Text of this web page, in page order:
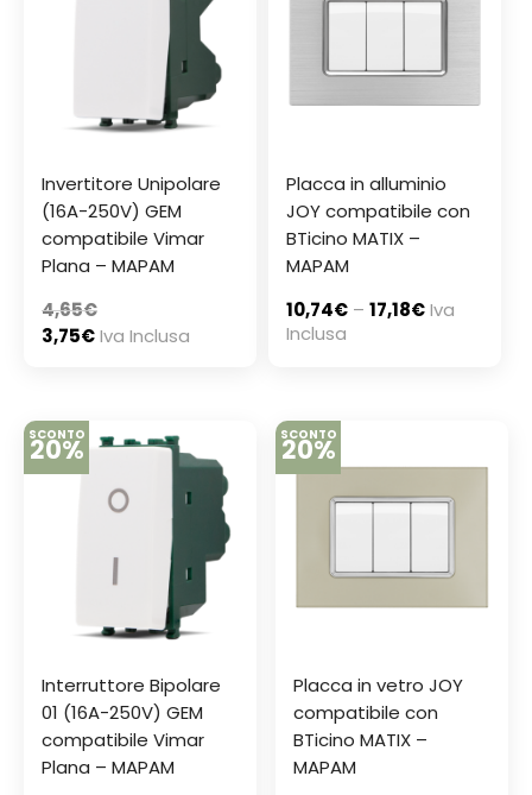
Invertitore Unipolare
(16A-250V) GEM
compatibile Vimar
Plana – MAPAM
4,65€
3,75€Iva Inclusa
Placca in alluminio
JOY compatibile con
BTicino MATIX –
MAPAM
10,74€ –17,18€Iva
Inclusa
SCONTO
20%
Interruttore Bipolare
01 (16A-250V) GEM
compatibile Vimar
Plana – MAPAM
SCONTO
20%
Placca in vetro JOY
compatibile con
BTicino MATIX –
MAPAM